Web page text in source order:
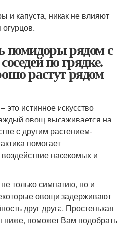
и капуста, никак не влияют
помидоры рядом с
по грядке.
растут рядом
это истинное искусство
овощ высаживается на
с другим растением-
помогает
насекомых и
только симпатию, но и
овощи задерживают
друг друга. Простенькая
ниже, поможет Вам подобрать